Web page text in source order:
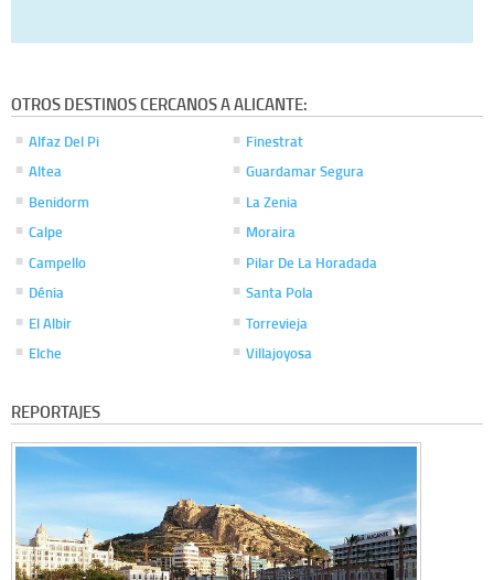
OTROS DESTINOS CERCANOS A ALICANTE:
Alfaz Del Pi
Altea
Benidorm
Calpe
Campello
Dénia
El Albir
Elche
Finestrat
Guardamar Segura
La Zenia
Moraira
Pilar De La Horadada
Santa Pola
Torrevieja
Villajoyosa
REPORTAJES